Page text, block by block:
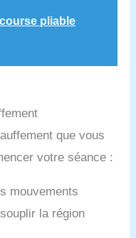
pliable
que vous
votre séance :
mouvements
la région